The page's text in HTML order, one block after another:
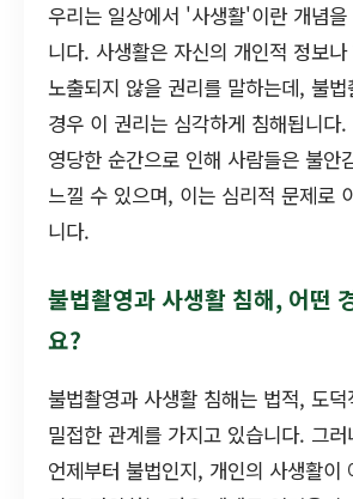
우리는 일상에서 '사생활'이란 개념을
니다. 사생활은 자신의 개인적 정보
노출되지 않을 권리를 말하는데, 불
경우 이 권리는 심각하게 침해됩니다
영당한 순간으로 인해 사람들은 불안
느낄 수 있으며, 이는 심리적 문제로
니다.
불법촬영과 사생활 침해, 어떤
요?
불법촬영과 사생활 침해는 법적, 도
밀접한 관계를 가지고 있습니다. 그
언제부터 불법인지, 개인의 사생활이